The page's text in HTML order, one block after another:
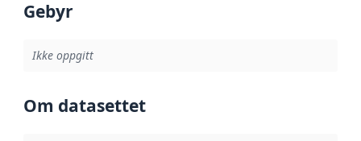
Gebyr
Ikke oppgitt
Om datasettet